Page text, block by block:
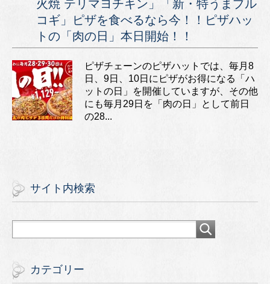
火焼 テリマヨチキン」「新・特うまプル
コギ」ピザを食べるなら今！！ピザハッ
トの「肉の日」本日開始！！
ピザチェーンのピザハットでは、毎月8
日、9日、10日にピザがお得になる「ハ
ットの日」を開催していますが、その他
にも毎月29日を「肉の日」として前日
の28...
サイト内検索
カテゴリー